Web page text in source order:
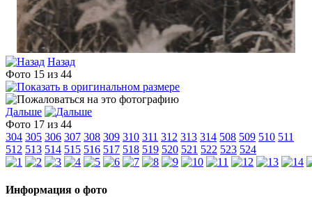
Назад
Фото 15 из 44
Дальше
Фото 17 из 44
304 305 306 307 308 309 310 311 312 313 314 508 509 510 511
512 513 514 515 516 517 518 519 520 521 522 523 524
Информация о фото